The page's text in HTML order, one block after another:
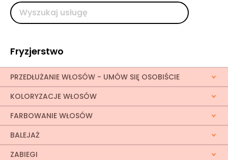
Fryzjerstwo
PRZEDŁUŻANIE WŁOSÓW - UMÓW SIĘ OSOBIŚCIE
KOLORYZACJE WŁOSÓW
FARBOWANIE WŁOSÓW
BALEJAŻ
ZABIEGI